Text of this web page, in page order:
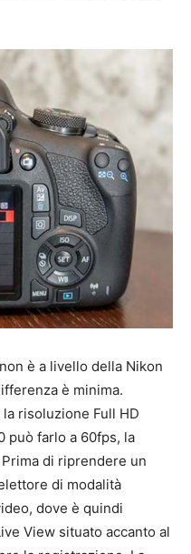
è a livello della Nikon
è minima.
risoluzione Full HD
può farlo a 60fps, la
di riprendere un
di modalità
dove è quindi
View situato accanto al